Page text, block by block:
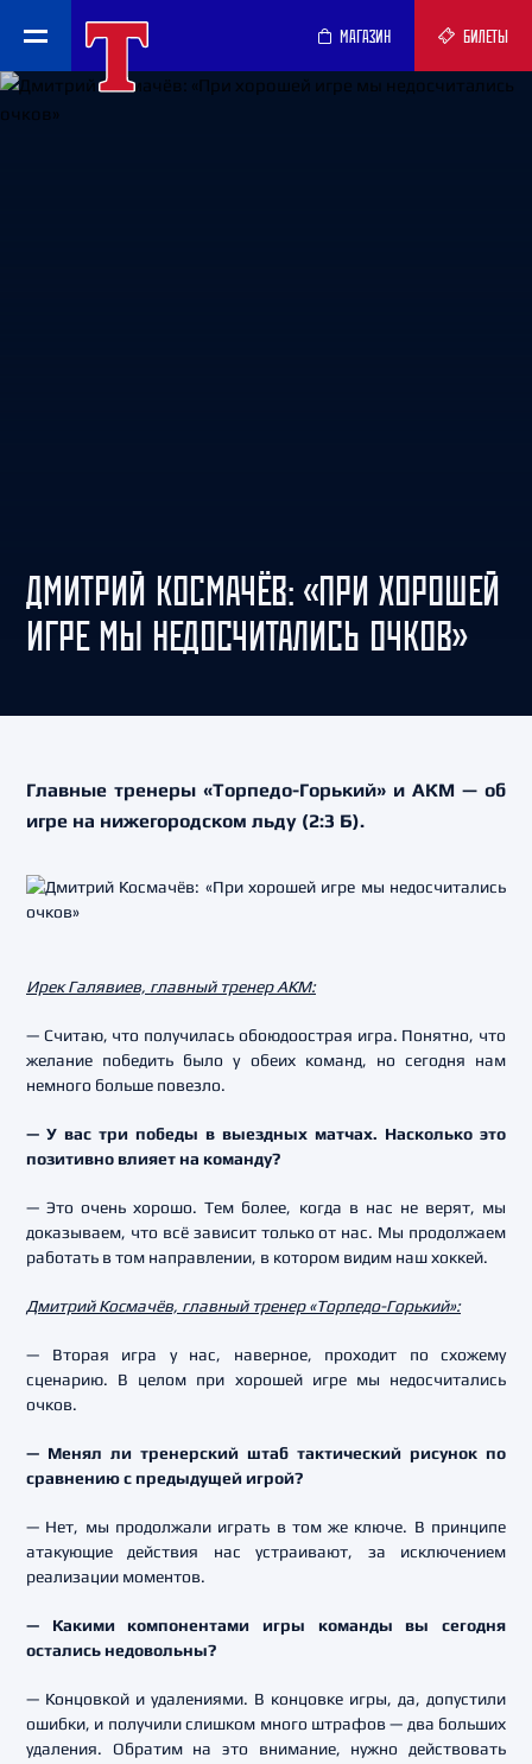
МАГАЗИН БИЛЕТЫ
ДМИТРИЙ КОСМАЧЁВ: «ПРИ ХОРОШЕЙ
ИГРЕ МЫ НЕДОСЧИТАЛИСЬ ОЧКОВ»
Главные тренеры «Торпедо-Горький» и АКМ — об
игре на нижегородском льду (2:3 Б).
Ирек Галявиев, главный тренер АКМ:
— Считаю, что получилась обоюдоострая игра. Понятно, что
желание победить было у обеих команд, но сегодня нам
немного больше повезло.
— У вас три победы в выездных матчах. Насколько это
позитивно влияет на команду?
— Это очень хорошо. Тем более, когда в нас не верят, мы
доказываем, что всё зависит только от нас. Мы продолжаем
работать в том направлении, в котором видим наш хоккей.
Дмитрий Космачёв, главный тренер «Торпедо-Горький»:
— Вторая игра у нас, наверное, проходит по схожему
сценарию. В целом при хорошей игре мы недосчитались
очков.
— Менял ли тренерский штаб тактический рисунок по
сравнению с предыдущей игрой?
— Нет, мы продолжали играть в том же ключе. В принципе
атакующие действия нас устраивают, за исключением
реализации моментов.
— Какими компонентами игры команды вы сегодня
остались недовольны?
— Концовкой и удалениями. В концовке игры, да, допустили
ошибки, и получили слишком много штрафов — два больших
удаления. Обратим на это внимание, нужно действовать